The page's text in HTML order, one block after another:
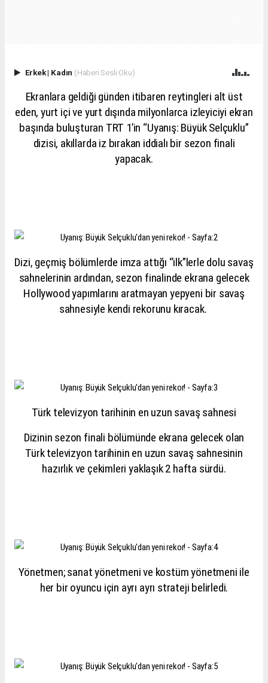
Erkek| Kadın (Haberi Sesli Oku)
Ekranlara geldiği günden itibaren reytingleri alt üst
eden, yurt içi ve yurt dışında milyonlarca izleyiciyi ekran
başında buluşturan TRT 1’in “Uyanış: Büyük Selçuklu”
dizisi, akıllarda iz bırakan iddialı bir sezon finali
yapacak.
Dizi, geçmiş bölümlerde imza attığı “ilk”lerle dolu savaş
sahnelerinin ardından, sezon finalinde ekrana gelecek
Hollywood yapımlarını aratmayan yepyeni bir savaş
sahnesiyle kendi rekorunu kıracak.
Türk televizyon tarihinin en uzun savaş sahnesi
Dizinin sezon finali bölümünde ekrana gelecek olan
Türk televizyon tarihinin en uzun savaş sahnesinin
hazırlık ve çekimleri yaklaşık 2 hafta sürdü.
Yönetmen; sanat yönetmeni ve kostüm yönetmeni ile
her bir oyuncu için ayrı ayrı strateji belirledi.